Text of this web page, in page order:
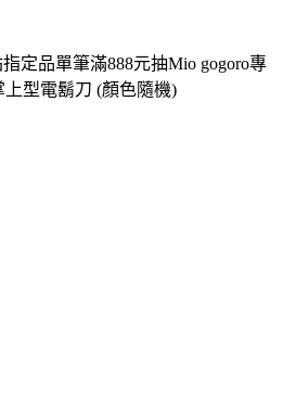
指定品單筆滿888元抽Mio gogoro專
型電鬍刀 (顏色隨機)